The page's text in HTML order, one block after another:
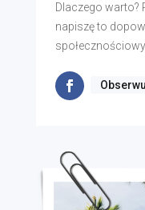
Dlaczego warto?
napiszę to